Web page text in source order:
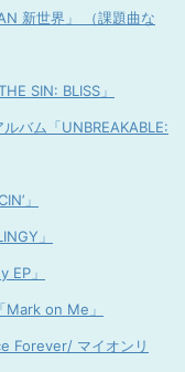
新世界」 （課題曲な
SIN: BLISS」
バム「UNBREAKABLE:
」
」
EP」
Mark on Me」
Forever/ マイオンリ